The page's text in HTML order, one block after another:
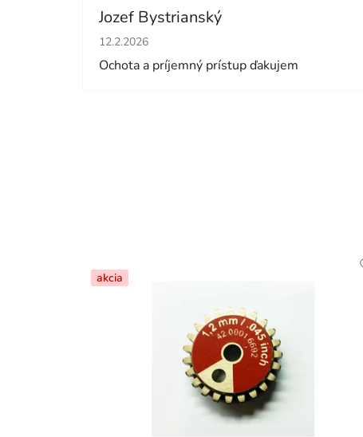
Jozef Bystrianský
Hodnotenie obchodu je 5 z 5 hviezdičiek.
12.2.2026
Ochota a príjemný prístup ďakujem
akcia